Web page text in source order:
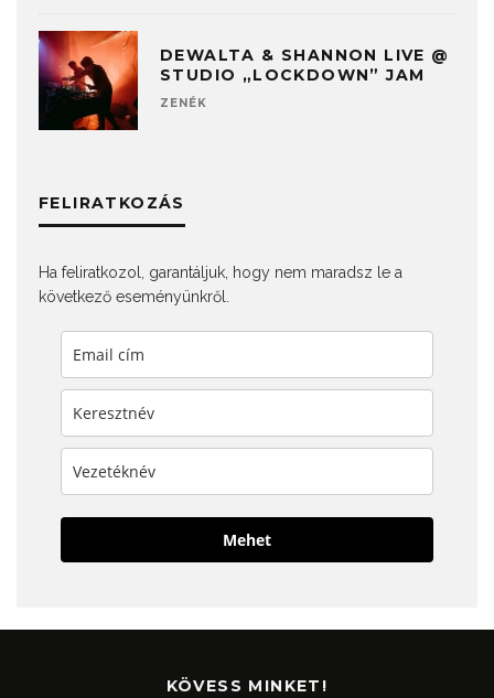
DEWALTA & SHANNON LIVE @
STUDIO „LOCKDOWN” JAM
ZENÉK
FELIRATKOZÁS
Ha feliratkozol, garantáljuk, hogy nem maradsz le a
következő eseményünkről.
Mehet
KÖVESS MINKET!